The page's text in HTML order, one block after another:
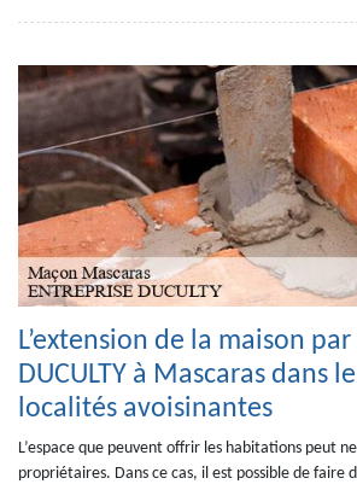
L’extension de la maison par
DUCULTY à Mascaras dans
localités avoisinantes
L’espace que peuvent offrir les habitations peut
propriétaires. Dans ce cas, il est possible de faire